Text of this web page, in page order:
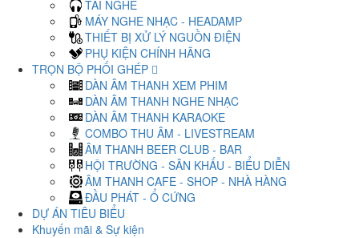
TAI NGHE
MÁY NGHE NHẠC - HEADAMP
THIẾT BỊ XỬ LÝ NGUỒN ĐIỆN
PHỤ KIỆN CHÍNH HÃNG
TRỌN BỘ PHỐI GHÉP
DÀN ÂM THANH XEM PHIM
DÀN ÂM THANH NGHE NHẠC
DÀN ÂM THANH KARAOKE
COMBO THU ÂM - LIVESTREAM
ÂM THANH BEER CLUB - BAR
HỘI TRƯỜNG - SÂN KHẤU - BIỂU DIỄN
ÂM THANH CAFE - SHOP - NHÀ HÀNG
ĐẦU PHÁT - Ổ CỨNG
DỰ ÁN TIÊU BIỂU
Khuyến mãi & Sự kiện